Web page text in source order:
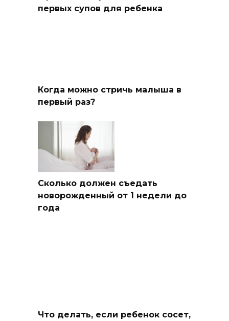
первых супов для ребенка
Когда можно стричь малыша в
первый раз?
Сколько должен съедать
новорожденный от 1 недели до
года
Что делать, если ребенок сосет,